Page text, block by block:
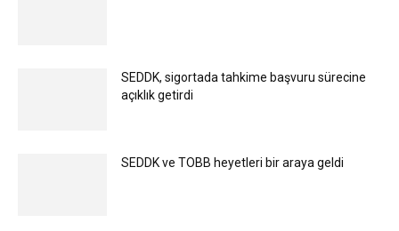
SEDDK, sigortada tahkime başvuru sürecine
açıklık getirdi
SEDDK ve TOBB heyetleri bir araya geldi